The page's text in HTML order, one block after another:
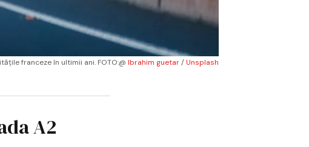
franceze în ultimii ani. FOTO:@ Ibrahim guetar / Unsplash
A2